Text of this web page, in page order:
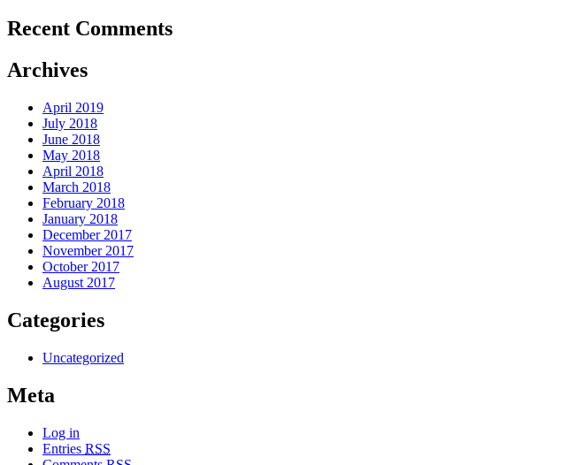
Recent Comments
Archives
April 2019
July 2018
June 2018
May 2018
April 2018
March 2018
February 2018
January 2018
December 2017
November 2017
October 2017
August 2017
Categories
Uncategorized
Meta
Log in
Entries RSS